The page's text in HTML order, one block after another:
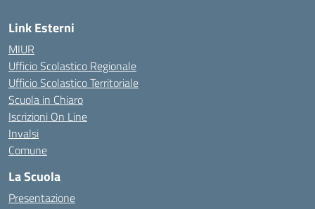
Link Esterni
MIUR
Ufficio Scolastico Regionale
Ufficio Scolastico Territoriale
Scuola in Chiaro
Iscrizioni On Line
Invalsi
Comune
La Scuola
Presentazione